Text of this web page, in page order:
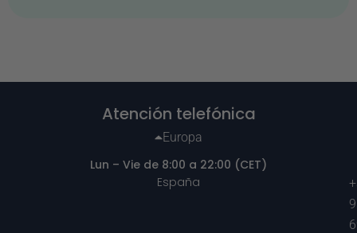
Atención telefónica
Europa
Lun – Vie de 8:00 a 22:00 (CET)
España